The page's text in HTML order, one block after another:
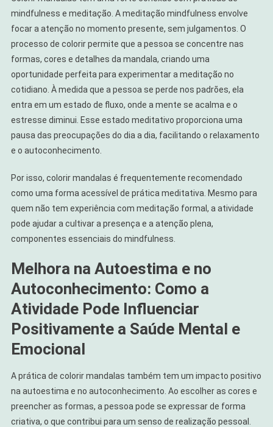
mindfulness e meditação. A meditação mindfulness envolve
focar a atenção no momento presente, sem julgamentos. O
processo de colorir permite que a pessoa se concentre nas
formas, cores e detalhes da mandala, criando uma
oportunidade perfeita para experimentar a meditação no
cotidiano. À medida que a pessoa se perde nos padrões, ela
entra em um estado de fluxo, onde a mente se acalma e o
estresse diminui. Esse estado meditativo proporciona uma
pausa das preocupações do dia a dia, facilitando o relaxamento
e o autoconhecimento.
Por isso, colorir mandalas é frequentemente recomendado
como uma forma acessível de prática meditativa. Mesmo para
quem não tem experiência com meditação formal, a atividade
pode ajudar a cultivar a presença e a atenção plena,
componentes essenciais do mindfulness.
Melhora na Autoestima e no
Autoconhecimento: Como a
Atividade Pode Influenciar
Positivamente a Saúde Mental e
Emocional
A prática de colorir mandalas também tem um impacto positivo
na autoestima e no autoconhecimento. Ao escolher as cores e
preencher as formas, a pessoa pode se expressar de forma
criativa, o que contribui para um senso de realização pessoal.